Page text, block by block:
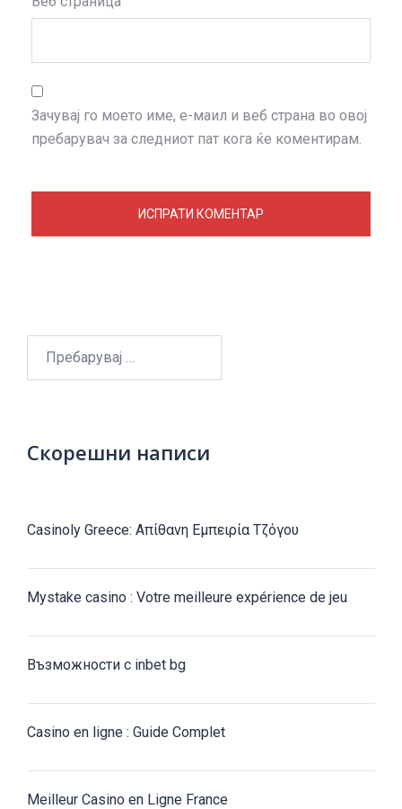
Зачувај го моето име, е-маил и веб страна во овој
пребарувач за следниот пат кога ќе коментирам.
Скорешни написи
Casinoly Greece: Απίθανη Εμπειρία Τζόγου
Mystake casino : Votre meilleure expérience de jeu
Възможности с inbet bg
Casino en ligne : Guide Complet
Meilleur Casino en Ligne France